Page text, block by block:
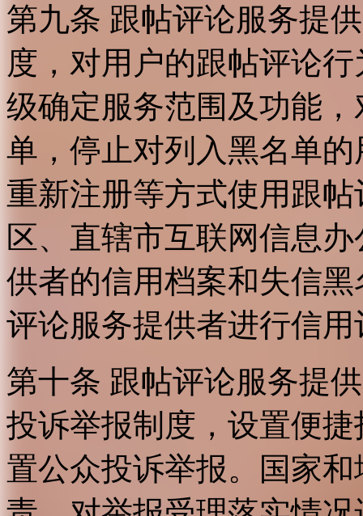
第九条 跟帖评论服务提
度，对用户的跟帖评论
级确定服务范围及功能
单，停止对列入黑名单
重新注册等方式使用跟
区、直辖市互联网信息
供者的信用档案和失信
评论服务提供者进行信用
第十条 跟帖评论服务提
投诉举报制度，设置便
置公众投诉举报。国家